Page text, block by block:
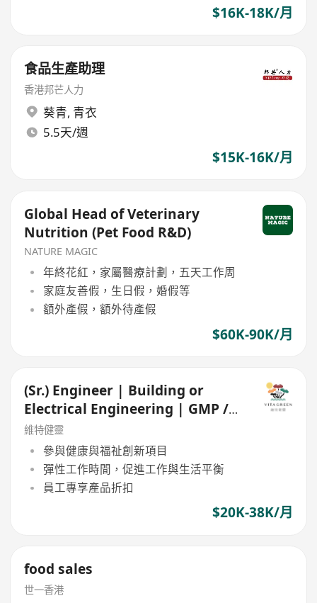
$16K-18K/月
食品生產助理
香港邦芒人力
葵青, 青衣
5.5天/週
$15K-16K/月
Global Head of Veterinary
Nutrition (Pet Food R&D)
NATURE MAGIC
年終花紅，家屬醫療計劃，五天工作周
家庭友善假，生日假，婚假等
額外產假，額外待產假
$60K-90K/月
(Sr.) Engineer | Building or
Electrical Engineering | GMP /
Food Manufacturing
維特健靈
參與健康與福祉創新項目
彈性工作時間，促進工作與生活平衡
員工專享產品折扣
$20K-38K/月
food sales
世一香港